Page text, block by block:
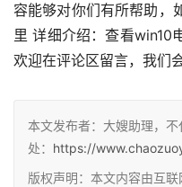
容能够对你们有所帮助，
里 详细介绍：查看win10
欢迎在评论区留言，我们
本文发布者：大嫂助理，
处： https://
版权声明：本文内容由互